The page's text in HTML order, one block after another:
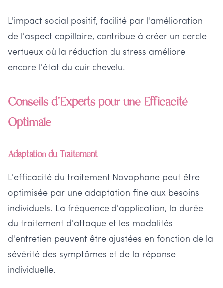
L'impact social positif, facilité par l'amélioration
de l'aspect capillaire, contribue à créer un cercle
vertueux où la réduction du stress améliore
encore l'état du cuir chevelu.
Conseils d'Experts pour une Efficacité
Optimale
Adaptation du Traitement
L'efficacité du traitement Novophane peut être
optimisée par une adaptation fine aux besoins
individuels. La fréquence d'application, la durée
du traitement d'attaque et les modalités
d'entretien peuvent être ajustées en fonction de la
sévérité des symptômes et de la réponse
individuelle.